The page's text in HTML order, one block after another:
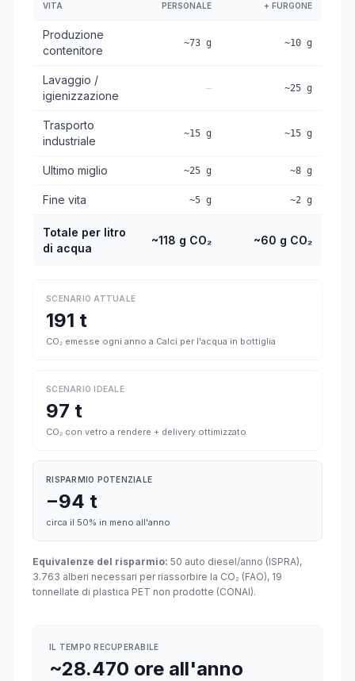
VITA
PERSONALE
+ FURGONE
Produzione
contenitore
~73 g ~10 g
Lavaggio /
igienizzazione
— ~25 g
Trasporto
industriale
~15 g ~15 g
Ultimo miglio ~25 g ~8 g
Fine vita ~5 g ~2 g
Totale per litro
di acqua
~118 g CO₂ ~60 g CO₂
SCENARIO ATTUALE
191 t
CO₂ emesse ogni anno a Calci per l'acqua in bottiglia
SCENARIO IDEALE
97 t
CO₂ con vetro a rendere + delivery ottimizzato
RISPARMIO POTENZIALE
−94 t
circa il 50% in meno all'anno
Equivalenze del risparmio: 50 auto diesel/anno (ISPRA),
3.763 alberi necessari per riassorbire la CO₂ (FAO), 19
tonnellate di plastica PET non prodotte (CONAI).
IL TEMPO RECUPERABILE
~28.470 ore all'anno